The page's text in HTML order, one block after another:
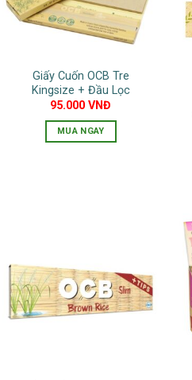
Giấy Cuốn OCB Tre
Kingsize + Đầu Lọc
95.000VNĐ
MUA NGAY